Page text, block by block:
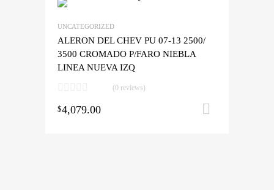
UNCATEGORIZED
ALERON DEL CHEV PU 07-13 2500/
3500 CROMADO P/FARO NIEBLA
LINEA NUEVA IZQ
(0 reviews)
$4,079.00